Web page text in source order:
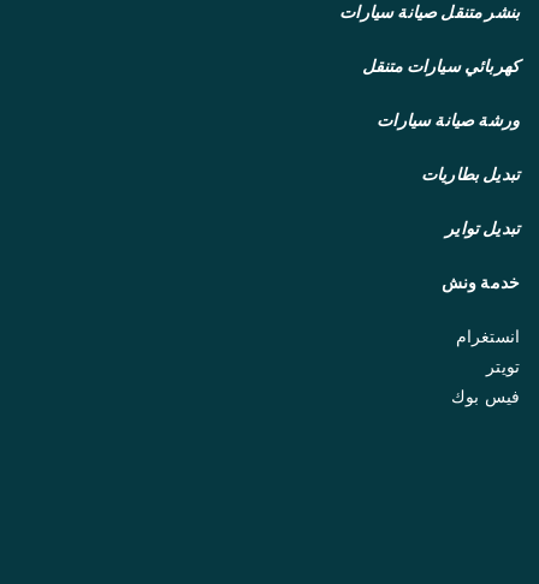
بنشر متنقلصيانة سيارات
كهربائي سيارات متنقل
ورشة صيانة سيارات
تبديل بطاريات
تبديل تواير
خدمة ونش
انستغرام
تويتر
فيس بوك